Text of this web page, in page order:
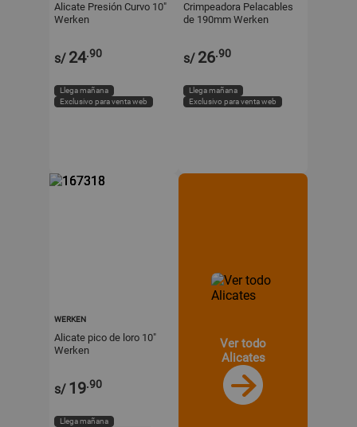
Alicate Presión Curvo 10"
Werken
s/ 24.90
Llega mañana
Exclusivo para venta web
Crimpeadora Pelacables
de 190mm Werken
s/ 26.90
Llega mañana
Exclusivo para venta web
WERKEN
Alicate pico de loro 10"
Werken
s/ 19.90
Llega mañana
Ver todo
Alicates